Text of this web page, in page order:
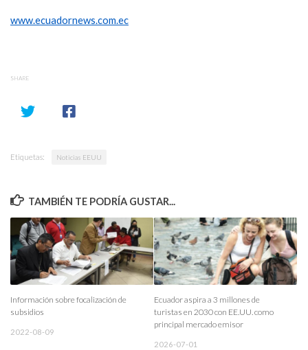
www.ecuadornews.com.ec
SHARE
Etiquetas: Noticias EEUU
TAMBIÉN TE PODRÍA GUSTAR...
Información sobre focalización de
subsidios
2022-08-09
Ecuador aspira a 3 millones de
turistas en 2030 con EE.UU. como
principal mercado emisor
2026-07-01